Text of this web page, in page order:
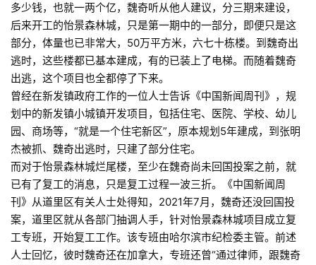
多少钱，也就一两个亿，魏奇听从他人建议，分三期来建设，
后来开工的怡景森林城，只是第一期中的一部分，即便只是这
部分，体量也已非常大，50万平方米，六七十栋楼。到魏奇出
逃时，这些楼都已基本建成，有的已装上了电梯。而随着魏奇
出逃，这个项目也全都停了下来。
曾经在新发镇政府工作的一位人士告诉《中国新闻周刊》，规
划中的新发镇小城镇开发项目，包括住宅、医院、学校、幼儿
园、商场等，“就是一个住宅新区”，原本规划5年建成，到张明
杰被抓、魏奇出逃时，只建了部分住宅。
而对于怡景森林城烂尾楼，至少在魏奇尚未回国投案之前，就
已有了复工的消息，只是复工过程一波三折。《中国新闻周
刊》从道里区有关人士处得知，2021年7月，魏奇还没回国投
案，道里区就从各部门抽调人手，针对怡景森林城项目成立复
工专班，开始复工工作。该专班由哈尔滨市纪检委主管。前述
人士回忆，彼时魏奇还在加拿大，专班还曾“通过律师，跟魏奇